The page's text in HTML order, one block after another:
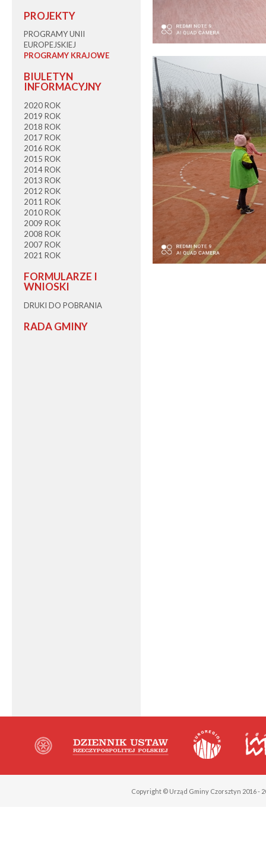
PROJEKTY
PROGRAMY UNII
EUROPEJSKIEJ
PROGRAMY KRAJOWE
BIULETYN
INFORMACYJNY
2020 ROK
2019 ROK
2018 ROK
2017 ROK
2016 ROK
2015 ROK
2014 ROK
2013 ROK
2012 ROK
2011 ROK
2010 ROK
2009 ROK
2008 ROK
2007 ROK
2021 ROK
FORMULARZE I
WNIOSKI
DRUKI DO POBRANIA
RADA GMINY
Copyright © Urząd Gminy Czorsztyn 2016 -